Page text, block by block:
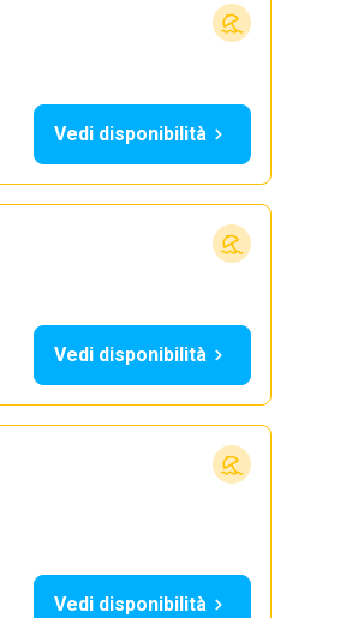
Vedi disponibilità
Vedi disponibilità
Vedi disponibilità